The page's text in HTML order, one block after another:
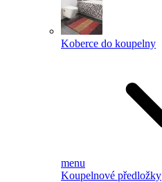
Koberce do koupelny
menu
Koupelnové předložky